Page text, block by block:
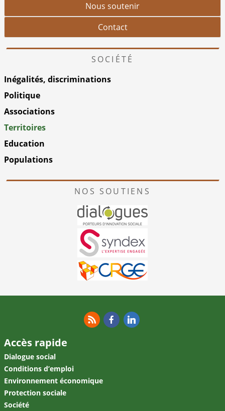
Nous soutenir
Contact
SOCIÉTÉ
Inégalités, discriminations
Politique
Associations
Territoires
Education
Populations
NOS SOUTIENS
Accès rapide
Dialogue social
Conditions d’emploi
Environnement économique
Protection sociale
Société